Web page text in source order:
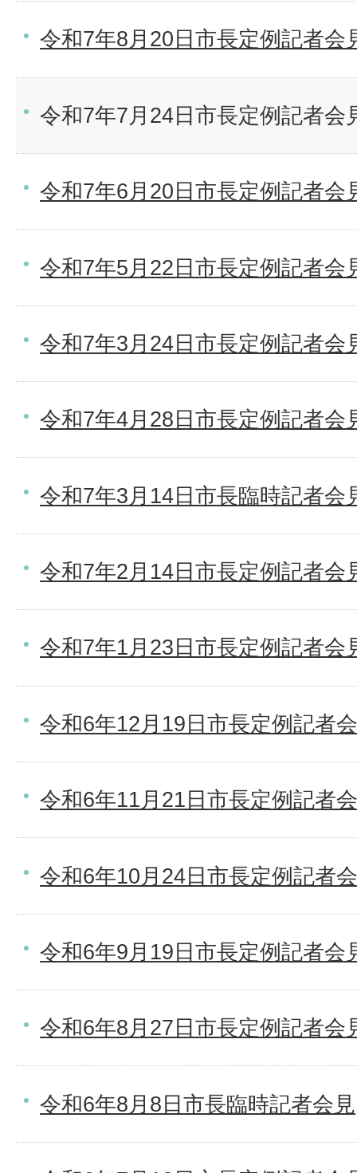
令和7年8月20日市長定例記者会
令和7年7月24日市長定例記者会
令和7年6月20日市長定例記者会
令和7年5月22日市長定例記者会
令和7年3月24日市長定例記者会
令和7年4月28日市長定例記者会
令和7年3月14日市長臨時記者会
令和7年2月14日市長定例記者会
令和7年1月23日市長定例記者会
令和6年12月19日市長定例記者
令和6年11月21日市長定例記者
令和6年10月24日市長定例記者
令和6年9月19日市長定例記者会
令和6年8月27日市長定例記者会
令和6年8月8日市長臨時記者会見